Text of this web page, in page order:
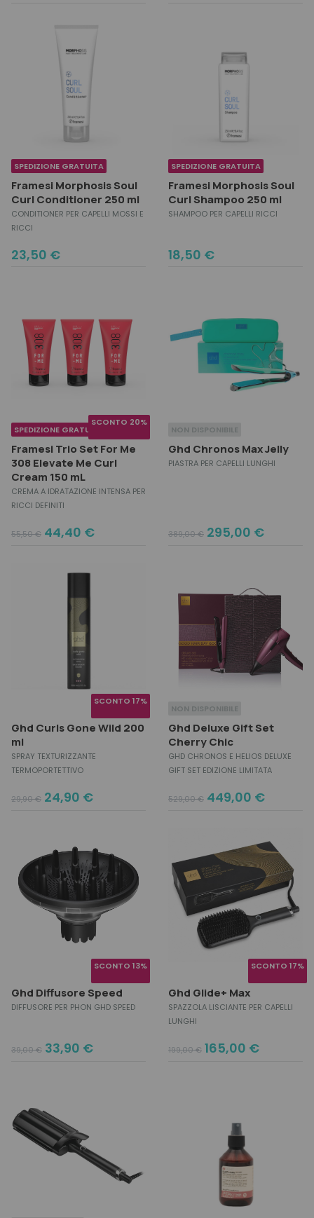
SPEDIZIONE GRATUITA
Framesi Morphosis Soul
Curl Conditioner 250 ml
CONDITIONER PER CAPELLI MOSSI E
RICCI
23,50 €
SPEDIZIONE GRATUITA
Framesi Morphosis Soul
Curl Shampoo 250 ml
SHAMPOO PER CAPELLI RICCI
18,50 €
SCONTO 20%
SPEDIZIONE GRATUITA
Framesi Trio Set For Me
308 Elevate Me Curl
Cream 150 mL
CREMA A IDRATAZIONE INTENSA PER
RICCI DEFINITI
55,50€
Original
44,40 €
Current
NON DISPONIBILE
Ghd Chronos Max Jelly
PIASTRA PER CAPELLI LUNGHI
389,00€
Original295,00 €
Current
SCONTO 17%
Ghd Curls Gone Wild 200
ml
SPRAY TEXTURIZZANTE
TERMOPORTETTIVO
29,90€
Original
24,90 €
Current
NON DISPONIBILE
Ghd Deluxe Gift Set
Cherry Chic
GHD CHRONOS E HELIOS DELUXE
GIFT SET EDIZIONE LIMITATA
529,00€
Original449,00 €
Current
SCONTO 13%
Ghd Diffusore Speed
DIFFUSORE PER PHON GHD SPEED
39,00€
Original
33,90 €
Current
SCONTO 17%
Ghd Glide+ Max
SPAZZOLA LISCIANTE PER CAPELLI
LUNGHI
199,00€
Original165,00 €
Current